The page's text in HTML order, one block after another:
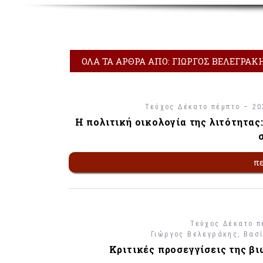
ΌΛΑ ΤΑ ΆΡΘΡΑ ΑΠΌ: ΓΙΏΡΓΟΣ
Τεύχος Δέκατο πέμπτο –
Η πολιτική οικολογία της
Τεύχος Δέκατο
Γιώργος Βελεγράκης
Κριτικές προσεγγίσεις της